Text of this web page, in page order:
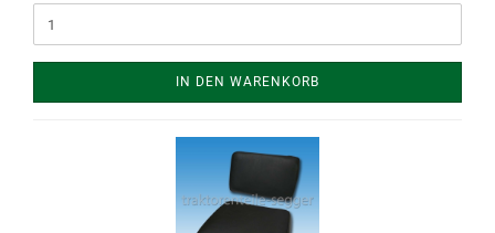
IN DEN WARENKORB